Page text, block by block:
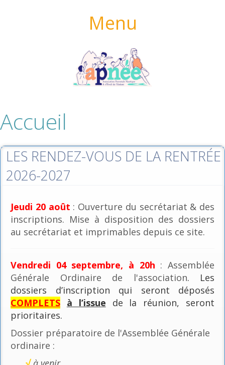
Menu
Accueil
LES RENDEZ-VOUS DE LA RENTRÉE
2026-2027
Jeudi 20 août : Ouverture du secrétariat & des
inscriptions. Mise à disposition des dossiers
au secrétariat et imprimables depuis ce site.
Vendredi 04 septembre, à 20h : Assemblée
Générale Ordinaire de l'association. Les
dossiers d’inscription qui seront déposés
COMPLETS à l’issue de la réunion, seront
prioritaires.
Dossier préparatoire de l'Assemblée Générale
ordinaire :